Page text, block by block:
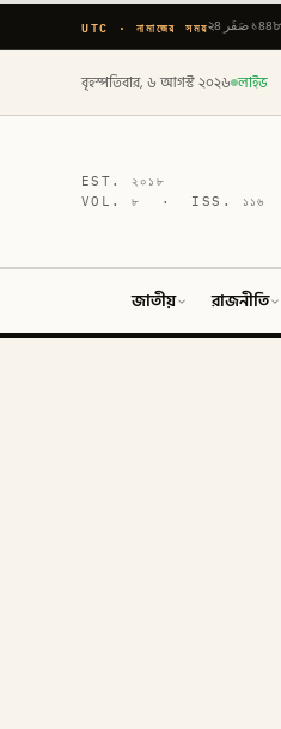
UTC · নামাজের সময় ২৪ صَفَر ১৪৪৮
বৃহস্পতিবার, ৬ আগস্ট ২০২৬ লাইভ
EST.২০১৮
VOL.৮ · ISS. ১১৬
জাতীয় রাজনীতি